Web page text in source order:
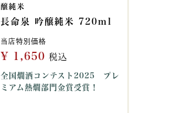
醸純米
長命泉 吟醸純米 720ml
当店特別価格
¥ 1,650 税込
全国燗酒コンテスト2025 プレ
ミアム熱燗部門金賞受賞！